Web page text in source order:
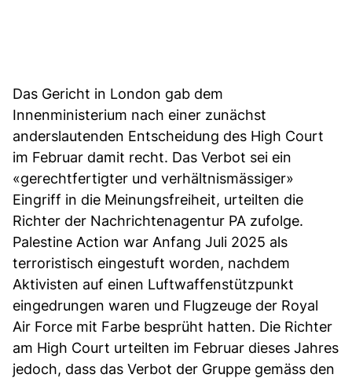
Das Gericht in London gab dem
Innenministerium nach einer zunächst
anderslautenden Entscheidung des High Court
im Februar damit recht. Das Verbot sei ein
«gerechtfertigter und verhältnismässiger»
Eingriff in die Meinungsfreiheit, urteilten die
Richter der Nachrichtenagentur PA zufolge.
Palestine Action war Anfang Juli 2025 als
terroristisch eingestuft worden, nachdem
Aktivisten auf einen Luftwaffenstützpunkt
eingedrungen waren und Flugzeuge der Royal
Air Force mit Farbe besprüht hatten. Die Richter
am High Court urteilten im Februar dieses Jahres
jedoch, dass das Verbot der Gruppe gemäss den